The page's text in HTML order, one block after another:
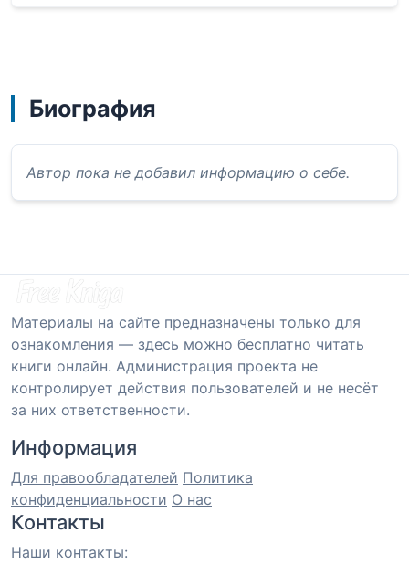
Биография
Автор пока не добавил информацию о себе.
Материалы на сайте предназначены только для
ознакомления — здесь можно бесплатно читать
книги онлайн. Администрация проекта не
контролирует действия пользователей и не несёт
за них ответственности.
Информация
Для правообладателей Политика
конфиденциальности О нас
Контакты
Наши контакты: